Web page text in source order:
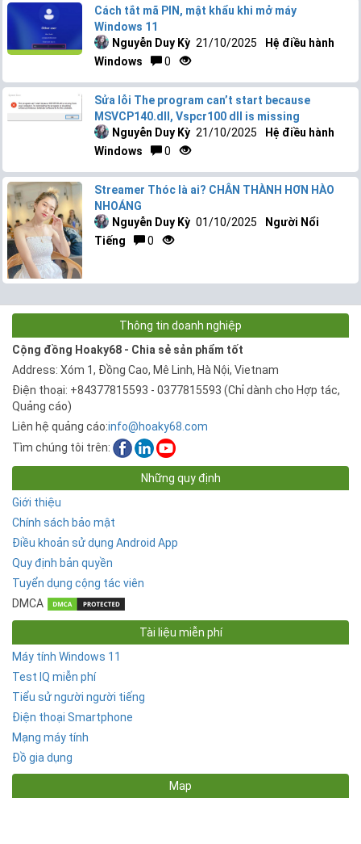
Cách tắt mã PIN, mật khẩu khi mở máy
Windows 11
Nguyễn Duy Kỳ 21/10/2025
Hệ điều hành
Windows
0
Sửa lỗi The program can’t start because
MSVCP140.dll, Vspcr100 dll is missing
Nguyễn Duy Kỳ 21/10/2025
Hệ điều hành
Windows
0
Streamer Thóc là ai? CHÂN THÀNH HƠN HÀO
NHOÁNG
Nguyễn Duy Kỳ 01/10/2025
Người Nổi
Tiếng
0
Thông tin doanh nghiệp
Cộng đồng Hoaky68 - Chia sẻ sản phẩm tốt
Address: Xóm 1, Đồng Cao, Mê Linh, Hà Nội, Vietnam
Điện thoại: +84377815593 - 0377815593 (Chỉ dành cho Hợp tác,
Quảng cáo)
Liên hệ quảng cáo:info@hoaky68.com
Tìm chúng tôi trên:
Những quy định
Giới thiệu
Chính sách bảo mật
Điều khoản sử dụng Android App
Quy định bản quyền
Tuyển dụng cộng tác viên
DMCA
Tài liệu miễn phí
Máy tính Windows 11
Test IQ miễn phí
Tiểu sử người người tiếng
Điện thoại Smartphone
Mạng máy tính
Đồ gia dụng
Map